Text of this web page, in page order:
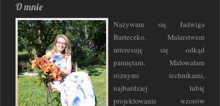
O mnie
Nazywam się Jadwiga
Barteczko. Malarstwem
interesuję się odkąd
pamiętam. Malowałam
różnymi technikami,
najbardziej lubię
projektowanie wzorów